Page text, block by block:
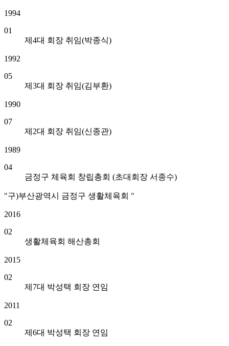
1994
01
제4대 회장 취임(박종식)
1992
05
제3대 회장 취임(김부환)
1990
07
제2대 회장 취임(신종관)
1989
04
금정구 체육회 창립총회 (초대회장 서종수)
"구)부산광역시 금정구 생활체육회 "
2016
02
생활체육회 해산총회
2015
02
제7대 박성택 회장 연임
2011
02
제6대 박성택 회장 연임